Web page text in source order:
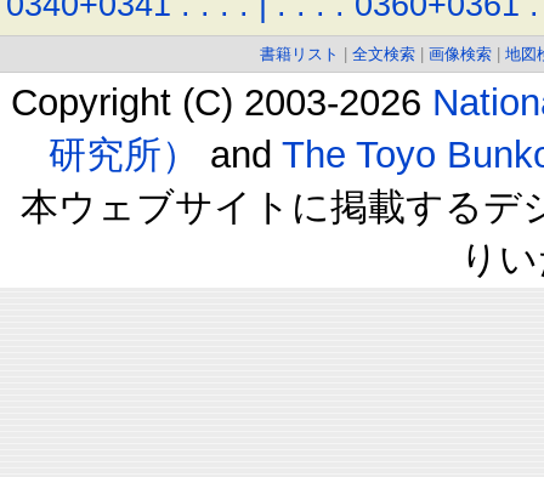
書籍リスト 全文検索 画像検索 地図
Copyright (C) 2003-2026
研究所）
and The Toyo
本ウェブサイトに掲載するデ
り